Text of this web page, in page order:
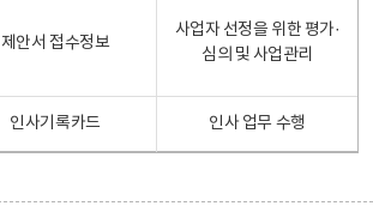
제안서 접수정보
사업자 선정을 위한 평가·
심의 및 사업관리
인사기록카드 인사 업무 수행